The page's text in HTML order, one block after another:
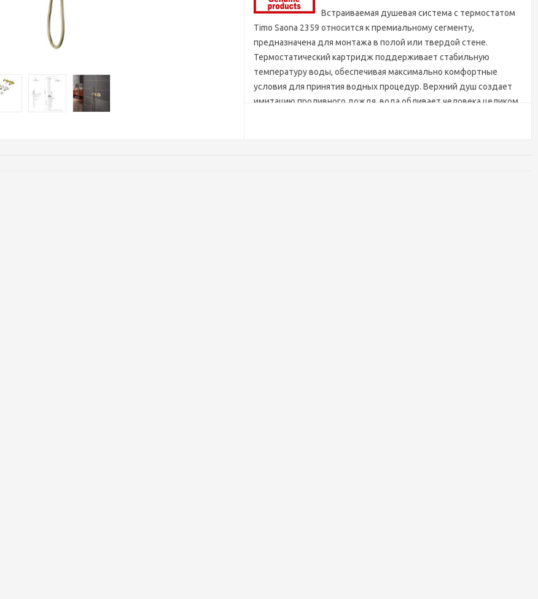
Встраиваемая душевая система с термостатом
Timo Saona 2359 относится к премиальному сегменту,
предназначена для монтажа в полой или твердой стене.
Термостатический картридж поддерживает стабильную
температуру воды, обеспечивая максимально комфортные
условия для принятия водных процедур. Верхний душ создает
имитацию проливного дождя, вода обливает человека целиком.